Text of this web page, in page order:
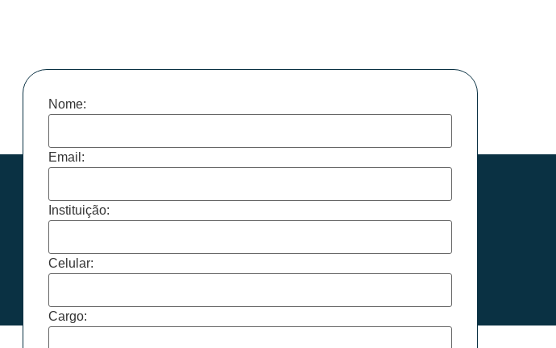
Nome:
Email:
Instituição:
Celular:
Cargo: